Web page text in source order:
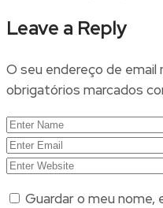
Leave a Reply
O seu endereço de email
obrigatórios marcados
Guardar o meu